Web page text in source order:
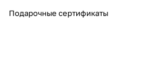
Подарочные сертификаты